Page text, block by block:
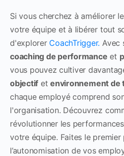
Si vous cherchez à améliorer
votre équipe et à libérer tout
d'explorer CoachTrigger. Avec
coaching de performance et
vous pouvez cultiver
objectif etenvironnement de
chaque employé comprend
l'organisation. Découvrez
révolutionner les
votre équipe. Faites le premier
l’autonomisation de vos